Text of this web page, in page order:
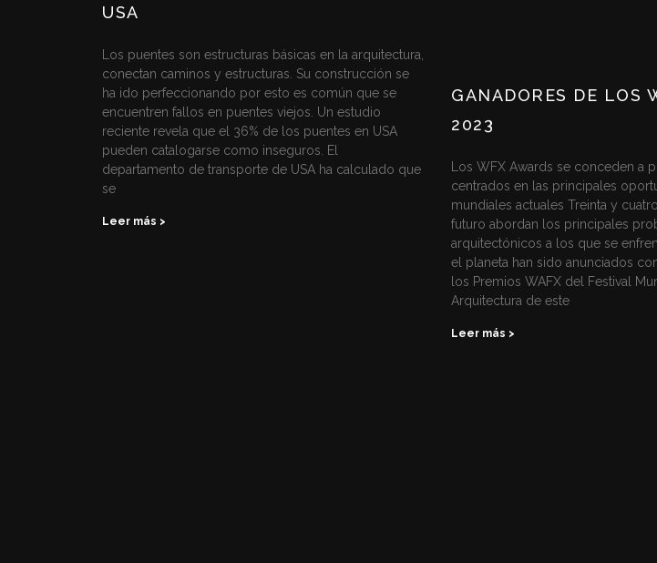
USA
Los puentes son estructuras básicas en la arquitectura,
conectan caminos y estructuras. Su construcción se
ha ido perfeccionando por esto es común que se
encuentren fallos en puentes viejos. Un estudio
reciente revela que el 36% de los puentes en USA
pueden catalogarse como inseguros. El
departamento de transporte de USA ha calculado que
se
Leer más >
GANADORES DE LOS
2023
Los WFX Awards se conceden a
centrados en las principales
mundiales actuales Treinta y
futuro abordan los principales
arquitectónicos a los que se
el planeta han sido anunciados
los Premios WAFX del Festival
Arquitectura de este
Leer más >